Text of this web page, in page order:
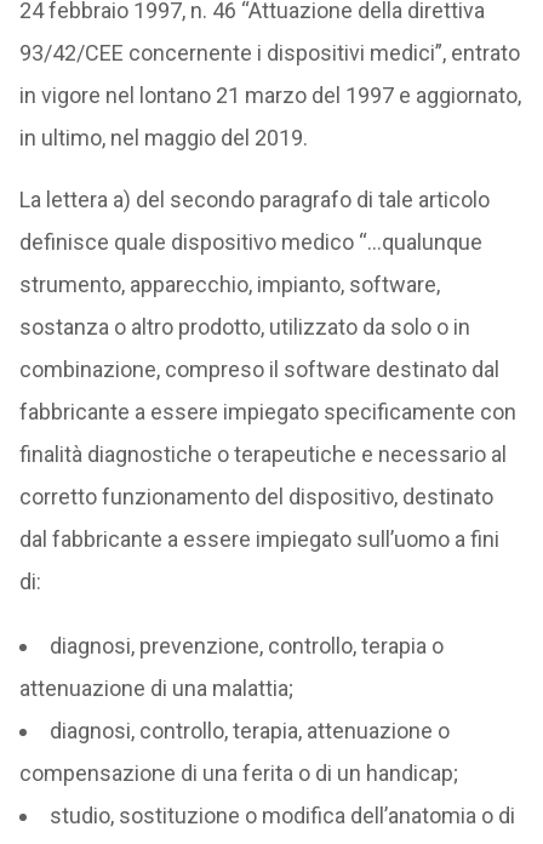
24 febbraio 1997, n. 46 “Attuazione della direttiva
93/42/CEE concernente i dispositivi medici”, entrato
in vigore nel lontano 21 marzo del 1997 e aggiornato,
in ultimo, nel maggio del 2019.
La lettera a) del secondo paragrafo di tale articolo
definisce quale dispositivo medico “…qualunque
strumento, apparecchio, impianto, software,
sostanza o altro prodotto, utilizzato da solo o in
combinazione, compreso il software destinato dal
fabbricante a essere impiegato specificamente con
finalità diagnostiche o terapeutiche e necessario al
corretto funzionamento del dispositivo, destinato
dal fabbricante a essere impiegato sull’uomo a fini
di:
diagnosi, prevenzione, controllo, terapia o
attenuazione di una malattia;
diagnosi, controllo, terapia, attenuazione o
compensazione di una ferita o di un handicap;
studio, sostituzione o modifica dell’anatomia o di